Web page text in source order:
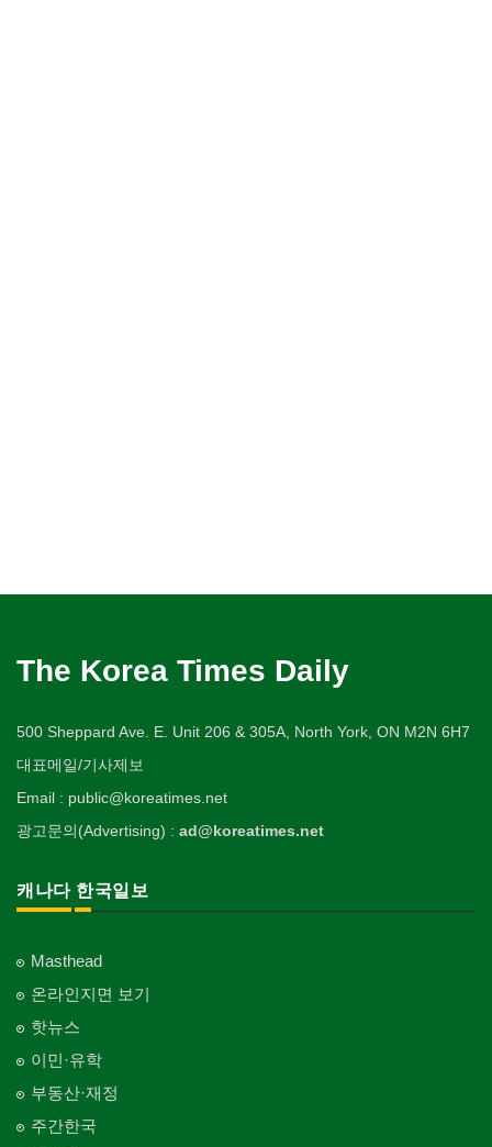
The Korea Times Daily
500 Sheppard Ave. E. Unit 206 & 305A, North York, ON M2N 6H7
대표메일/기사제보
Email : public@koreatimes.net
광고문의(Advertising) : ad@koreatimes.net
캐나다 한국일보
Masthead
온라인지면 보기
핫뉴스
이민·유학
부동산·재정
주간한국